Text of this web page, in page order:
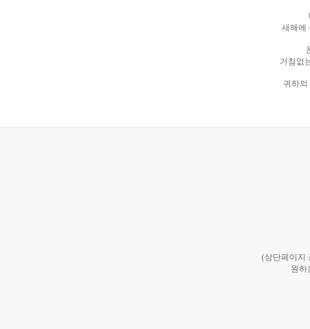
새해에
거침없
귀하
(상단페이지
원하